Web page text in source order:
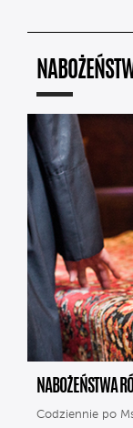
NABOŻEŃSTWA
Codziennie po